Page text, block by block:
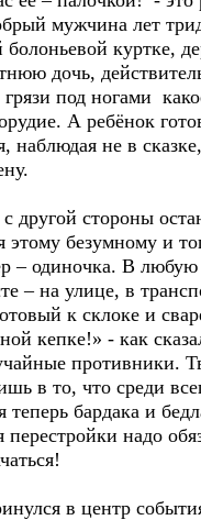
мужчина лет
куртке,
дочь,
под ногами
А ребёнок
наблюдая не в
другой стороны
этому безумному и
– одиночка. В
– на улице, в
к склоке и
кепке!» - как
противники.
в то, что среди
теперь бардака и
перестройки надо
в центр